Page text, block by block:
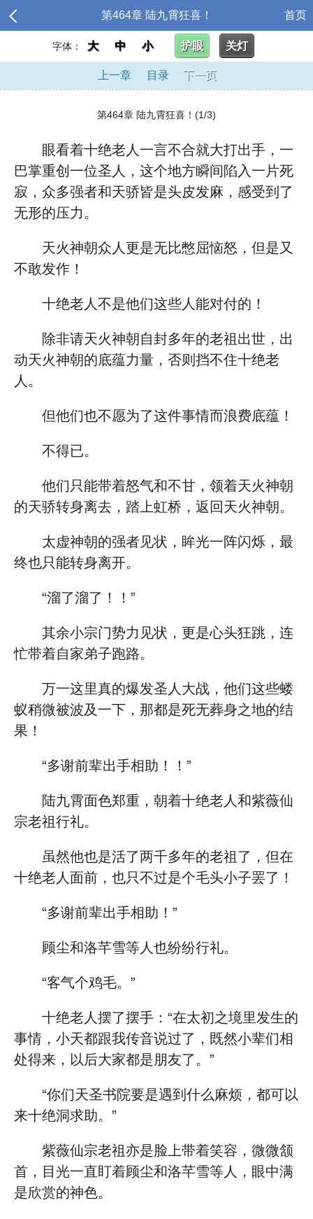
第464章 陆九霄狂喜！ 首页
字体： 大 中 小 护眼 关灯
上一章 目录 下一页
第464章 陆九霄狂喜！(1/3)
眼看着十绝老人一言不合就大打出手，一
巴掌重创一位圣人，这个地方瞬间陷入一片死
寂，众多强者和天骄皆是头皮发麻，感受到了
无形的压力。
天火神朝众人更是无比憋屈恼怒，但是又
不敢发作！
十绝老人不是他们这些人能对付的！
除非请天火神朝自封多年的老祖出世，出
动天火神朝的底蕴力量，否则挡不住十绝老
人。
但他们也不愿为了这件事情而浪费底蕴！
不得已。
他们只能带着怒气和不甘，领着天火神朝
的天骄转身离去，踏上虹桥，返回天火神朝。
太虚神朝的强者见状，眸光一阵闪烁，最
终也只能转身离开。
“溜了溜了！！”
其余小宗门势力见状，更是心头狂跳，连
忙带着自家弟子跑路。
万一这里真的爆发圣人大战，他们这些蝼
蚁稍微被波及一下，那都是死无葬身之地的结
果！
“多谢前辈出手相助！！”
陆九霄面色郑重，朝着十绝老人和紫薇仙
宗老祖行礼。
虽然他也是活了两千多年的老祖了，但在
十绝老人面前，也只不过是个毛头小子罢了！
“多谢前辈出手相助！”
顾尘和洛芊雪等人也纷纷行礼。
“客气个鸡毛。”
十绝老人摆了摆手：“在太初之境里发生的
事情，小天都跟我传音说过了，既然小辈们相
处得来，以后大家都是朋友了。”
“你们天圣书院要是遇到什么麻烦，都可以
来十绝洞求助。”
紫薇仙宗老祖亦是脸上带着笑容，微微颔
首，目光一直盯着顾尘和洛芊雪等人，眼中满
是欣赏的神色。